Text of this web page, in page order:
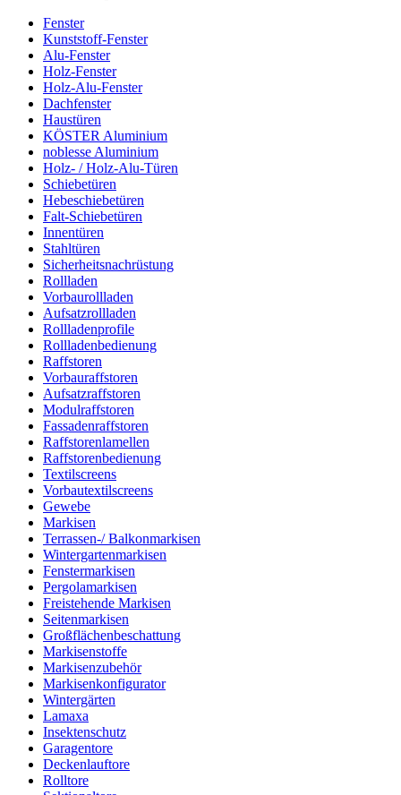
Fenster
Kunststoff-Fenster
Alu-Fenster
Holz-Fenster
Holz-Alu-Fenster
Dachfenster
Haustüren
KÖSTER Aluminium
noblesse Aluminium
Holz- / Holz-Alu-Türen
Schiebetüren
Hebeschiebetüren
Falt-Schiebetüren
Innentüren
Stahltüren
Sicherheitsnachrüstung
Rollladen
Vorbaurollladen
Aufsatzrollladen
Rollladenprofile
Rollladenbedienung
Raffstoren
Vorbauraffstoren
Aufsatzraffstoren
Modulraffstoren
Fassadenraffstoren
Raffstorenlamellen
Raffstorenbedienung
Textilscreens
Vorbautextilscreens
Gewebe
Markisen
Terrassen-/ Balkonmarkisen
Wintergartenmarkisen
Fenstermarkisen
Pergolamarkisen
Freistehende Markisen
Seitenmarkisen
Großflächenbeschattung
Markisenstoffe
Markisenzubehör
Markisenkonfigurator
Wintergärten
Lamaxa
Insektenschutz
Garagentore
Deckenlauftore
Rolltore